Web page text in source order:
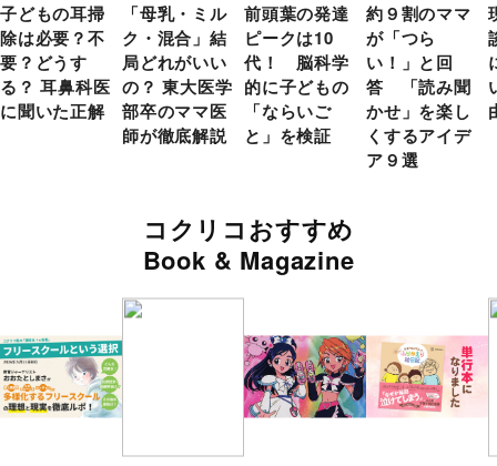
子どもの耳掃
除は必要？不
要？どうす
る？ 耳鼻科医
に聞いた正解
「母乳・ミル
ク・混合」結
局どれがいい
の？ 東大医学
部卒のママ医
師が徹底解説
前頭葉の発達
ピークは10
代！ 脳科学
的に子どもの
「ならいご
と」を検証
約９割のママ
が「つら
い！」と回
答 「読み聞
かせ」を楽し
くするアイデ
ア９選
コクリコおすすめ
Book & Magazine